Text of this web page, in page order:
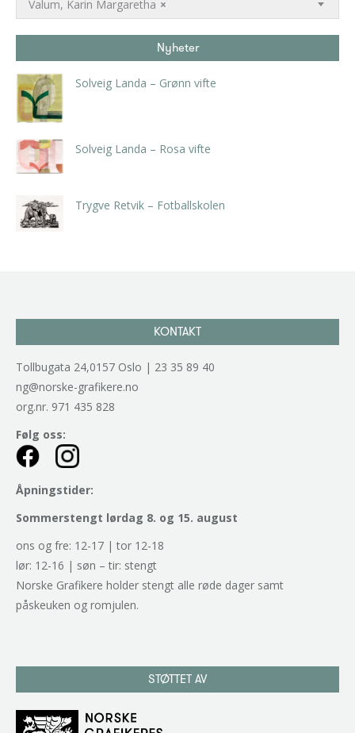
×
Valum, Karin Margaretha
Nyheter
Solveig Landa – Grønn vifte
Solveig Landa – Rosa vifte
Trygve Retvik – Fotballskolen
KONTAKT
Tollbugata 24,0157 Oslo | 23 35 89 40
ng@norske-grafikere.no
org.nr. 971 435 828
Følg oss:
Åpningstider:
Sommerstengt lørdag 8. og 15. august
ons og fre: 12-17 | tor 12-18
lør: 12-16 | søn – tir: stengt
Norske Grafikere holder stengt alle røde dager samt
påskeuken og romjulen.
STØTTET AV